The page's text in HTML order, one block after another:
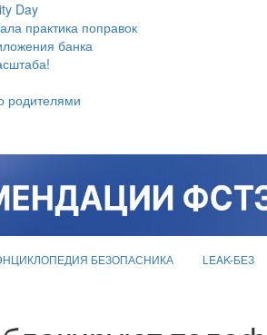
Day
практика поправок
банка
родителями
БЕЗОПАСНИКА LEAK-БЕЗ